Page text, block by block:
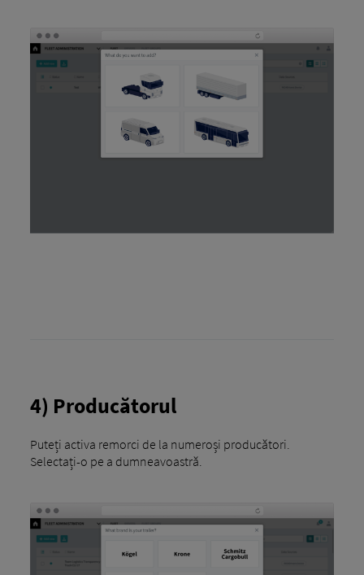
4) Producătorul
Puteți activa remorci de la numeroși producători.
Selectați-o pe a dumneavoastră.